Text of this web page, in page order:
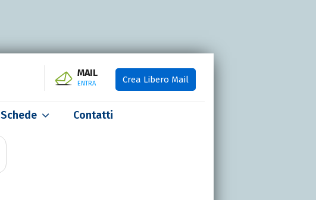
MAIL
ENTRA Crea Libero Mail
Schede Contatti